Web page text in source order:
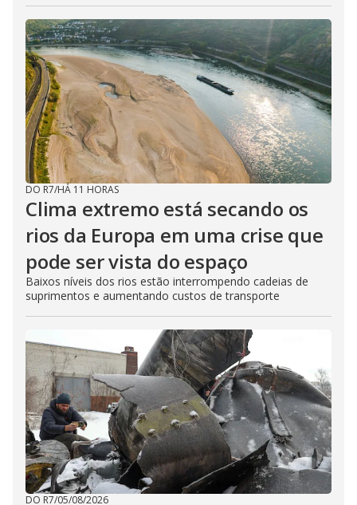
DO R7/HÁ 11 HORAS
Clima extremo está secando os
rios da Europa em uma crise que
pode ser vista do espaço
Baixos níveis dos rios estão interrompendo cadeias de
suprimentos e aumentando custos de transporte
DO R7/05/08/2026